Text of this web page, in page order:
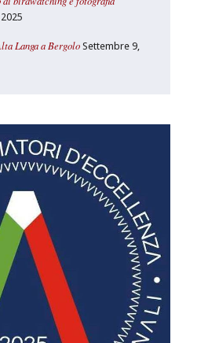
Langa a Bergolo Settembre 9,